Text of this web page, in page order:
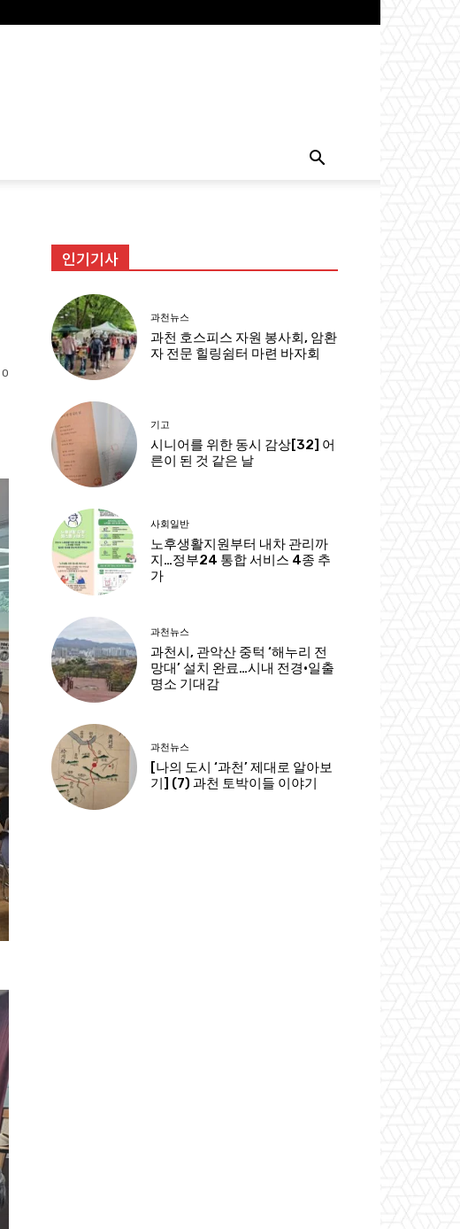
0
인기기사
과천뉴스
과천 호스피스 자원 봉사회, 암환
자 전문 힐링쉼터 마련 바자회
기고
시니어를 위한 동시 감상[32] 어
른이 된 것 같은 날
사회일반
노후생활지원부터 내차 관리까
지…정부24 통합 서비스 4종 추
가
과천뉴스
과천시, 관악산 중턱 ‘해누리 전
망대’ 설치 완료…시내 전경·일출
명소 기대감
과천뉴스
[나의 도시 ‘과천’ 제대로 알아보
기] (7) 과천 토박이들 이야기